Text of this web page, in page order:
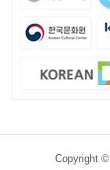
Copyright ©